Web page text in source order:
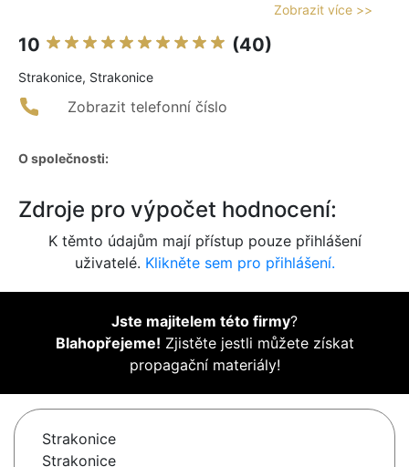
Zobrazit více >>
10 (40)
Strakonice, Strakonice
Zobrazit telefonní číslo
O společnosti:
Zdroje pro výpočet hodnocení:
K těmto údajům mají přístup pouze přihlášení
uživatelé. Klikněte sem pro přihlášení.
Jste majitelem této firmy?
Blahopřejeme! Zjistěte jestli můžete získat
propagační materiály!
Strakonice
Strakonice